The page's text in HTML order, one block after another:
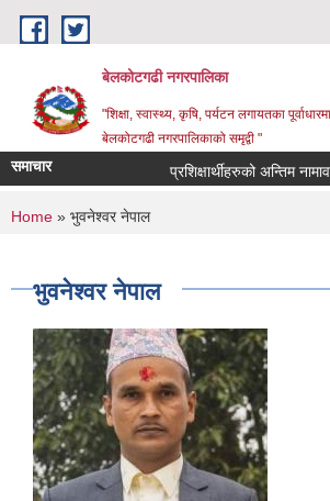
Skip to main content
बेलकोटगढी नगरपालिका
"शिक्षा, स्वास्थ्य, कृषि, पर्यटन लगायतका
बेलकोटगढी नगरपालिकाको समृद्वी "
समाचार प्रशिक्षार्थीहरुको अन्तिम
You are here
Home » भुवनेश्वर नेपाल
भुवनेश्वर नेपाल